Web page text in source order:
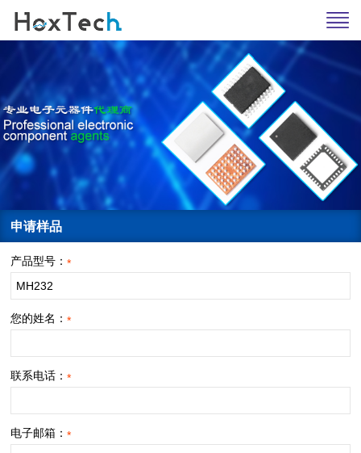
申请样品
产品型号：*
您的姓名：*
联系电话：*
电子邮箱：*